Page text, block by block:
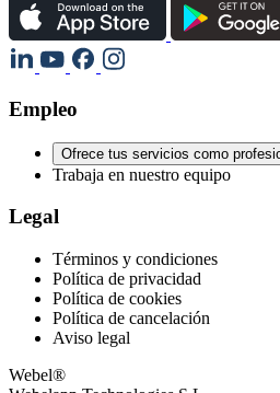
Empleo
Ofrece tus servicios como
Trabaja en nuestro equipo
Legal
Términos y condiciones
Política de privacidad
Política de cookies
Política de cancelación
Aviso legal
Webel®